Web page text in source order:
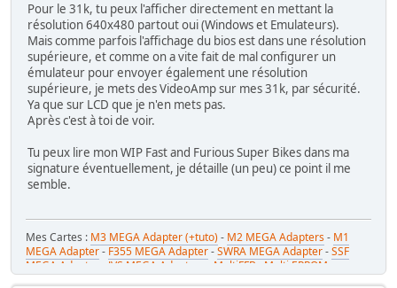
Pour le 31k, tu peux l'afficher directement en mettant la
résolution 640x480 partout oui (Windows et Emulateurs).
Mais comme parfois l'affichage du bios est dans une résolution
supérieure, et comme on a vite fait de mal configurer un
émulateur pour envoyer également une résolution
supérieure, je mets des VideoAmp sur mes 31k, par sécurité.
Ya que sur LCD que je n'en mets pas.
Après c'est à toi de voir.
Tu peux lire mon WIP Fast and Furious Super Bikes dans ma
signature éventuellement, je détaille (un peu) ce point il me
semble.
Mes Cartes : M3 MEGA Adapter (+tuto) - M2 MEGA Adapters- M1
MEGA Adapter- F355 MEGA Adapter-SWRA MEGA Adapter-SSF
MEGA Adapter
JVS MEGA Adapters
MultiFFB : Multi EPROM pour
Driveboard SEGA-M2toM3-Coin Tower Mini-VR Button Panel